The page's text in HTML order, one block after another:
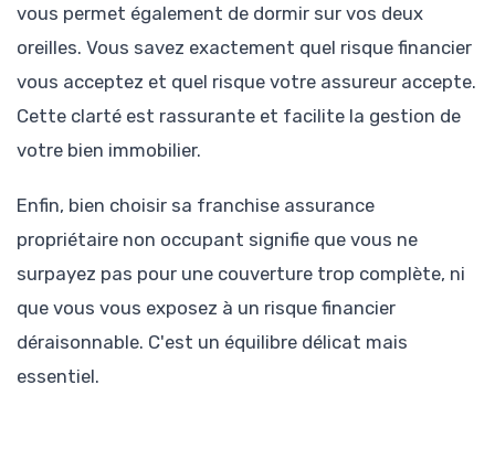
vous permet également de dormir sur vos deux
oreilles. Vous savez exactement quel risque financier
vous acceptez et quel risque votre assureur accepte.
Cette clarté est rassurante et facilite la gestion de
votre bien immobilier.
Enfin, bien choisir sa franchise assurance
propriétaire non occupant signifie que vous ne
surpayez pas pour une couverture trop complète, ni
que vous vous exposez à un risque financier
déraisonnable. C'est un équilibre délicat mais
essentiel.